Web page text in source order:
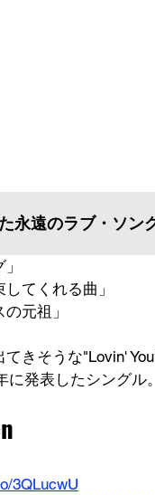
永遠のラブ・ソン
てくれる曲」
元祖」
きそうな"Lovin'
発表したシングル。
3QLucwU